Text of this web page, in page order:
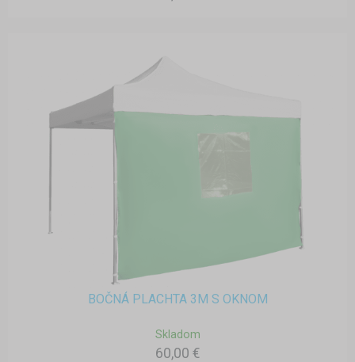
BOČNÁ PLACHTA 3M S OKNOM
Skladom
60,00 €